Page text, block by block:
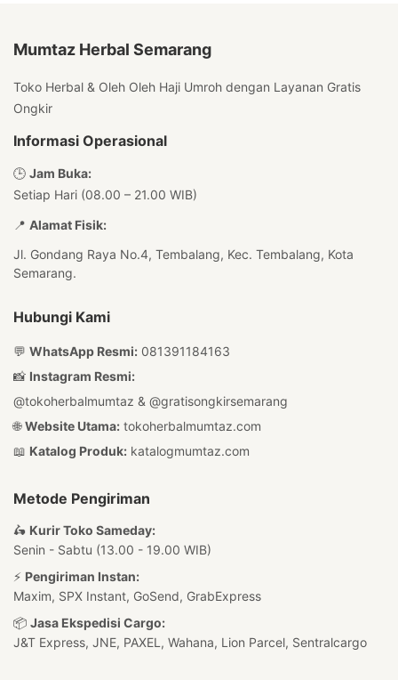
Mumtaz Herbal Semarang
Toko Herbal & Oleh Oleh Haji Umroh dengan Layanan Gratis
Ongkir
Informasi Operasional
🕒 Jam Buka:
Setiap Hari (08.00 – 21.00 WIB)
📍 Alamat Fisik:
Jl. Gondang Raya No.4, Tembalang, Kec. Tembalang, Kota
Semarang.
Hubungi Kami
💬 WhatsApp Resmi: 081391184163
📸 Instagram Resmi:
@tokoherbalmumtaz & @gratisongkirsemarang
🌐Website Utama: tokoherbalmumtaz.com
📖 Katalog Produk: katalogmumtaz.com
Metode Pengiriman
🛵 Kurir Toko Sameday:
Senin - Sabtu (13.00 - 19.00 WIB)
⚡ Pengiriman Instan:
Maxim, SPX Instant, GoSend, GrabExpress
📦 Jasa Ekspedisi Cargo:
J&T Express, JNE, PAXEL, Wahana, Lion Parcel, Sentralcargo